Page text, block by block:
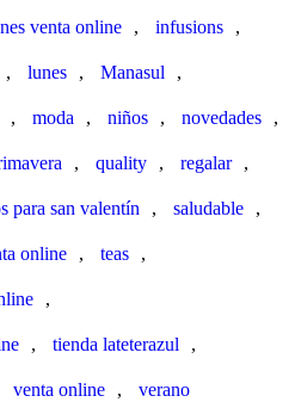
venta online , infusions ,
, lunes , Manasul ,
, moda , niños , novedades ,
, quality , regalar ,
para san valentín , saludable ,
online , teas ,
,
, tienda lateterazul ,
venta online , verano